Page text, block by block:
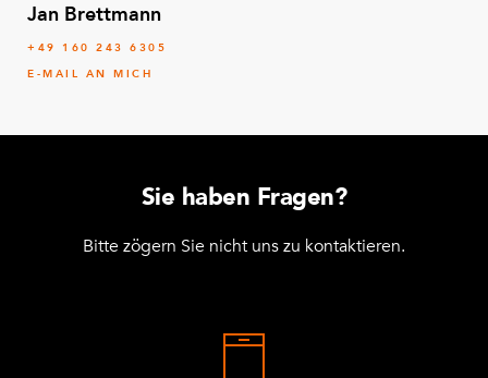
Jan Brettmann
+49 160 243 6305
E-MAIL AN MICH
Sie haben Fragen?
Bitte zögern Sie nicht uns zu kontaktieren.